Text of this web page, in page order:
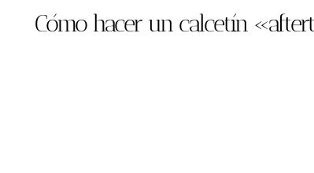
Cómo hacer un calcetín